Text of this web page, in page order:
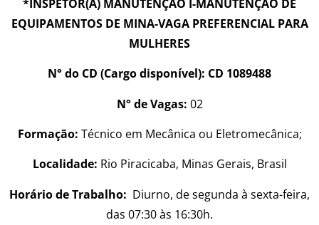
*INSPETOR(A) MANUTENÇÃO I-MANUTENÇÃO DE
EQUIPAMENTOS DE MINA-VAGA PREFERENCIAL PARA
MULHERES
N° do CD (Cargo disponível): CD 1089488
N° de Vagas: 02
Formação: Técnico em Mecânica ou Eletromecânica;
Localidade: Rio Piracicaba, Minas Gerais, Brasil
Horário de Trabalho: Diurno, de segunda à sexta-feira,
das 07:30 às 16:30h.